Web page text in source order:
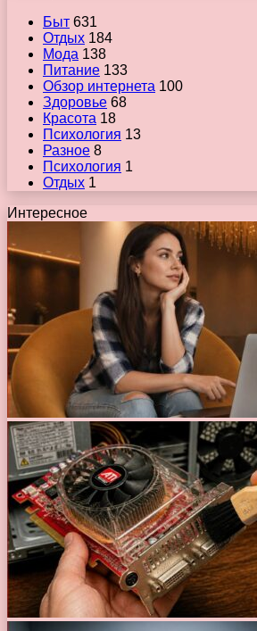
Быт 631
Отдых 184
Мода 138
Питание 133
Обзор интернета 100
Здоровье 68
Красота 18
Психология 13
Разное 8
Психология 1
Отдых 1
Интересное